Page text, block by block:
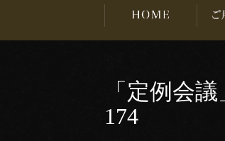
「定例会
174